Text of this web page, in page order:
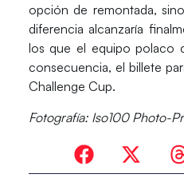
opción de remontada,
diferencia alcanzaría
los que el equipo polaco
consecuencia, el billete
Challenge Cup.
Fotografía: Iso100 Photo-